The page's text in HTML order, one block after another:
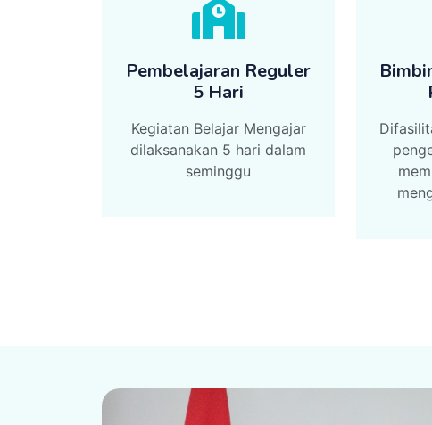
Pembelajaran Reguler
5 Hari
Kegiatan Belajar Mengajar
dilaksanakan 5 hari dalam
seminggu